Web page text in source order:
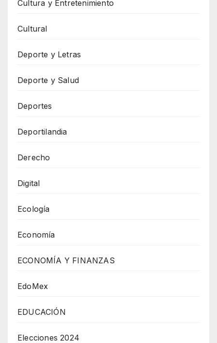
Cultura y Entretenimiento
Cultural
Deporte y Letras
Deporte y Salud
Deportes
Deportilandia
Derecho
Digital
Ecología
Economía
ECONOMÍA Y FINANZAS
EdoMex
EDUCACIÓN
Elecciones 2024